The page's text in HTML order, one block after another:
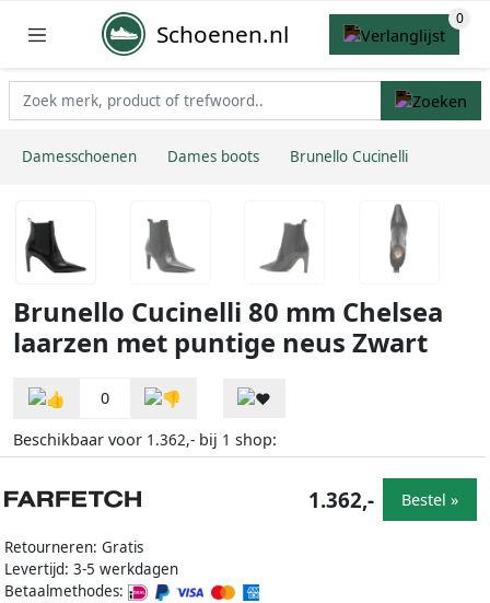
Schoenen.nl
Damesschoenen Dames boots Brunello Cucinelli
Brunello Cucinelli 80 mm Chelsea
laarzen met puntige neus Zwart
0
Beschikbaar voor 1.362,- bij 1 shop:
Retourneren: Gratis
Levertijd: 3-5 werkdagen
Betaalmethodes:
1.362,- Bestel »